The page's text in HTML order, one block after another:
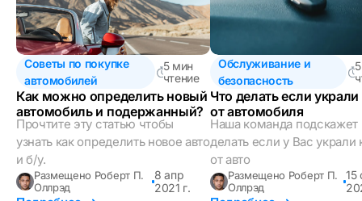
Советы по покупке
автомобилей
5 мин
чтение
Как можно определить новый
автомобиль и подержанный?
Прочтите эту статью чтобы
узнать как определить новое авто
и б/у.
Размещено Роберт П.
Оллрэд
8 апр
2021 г.
Обслуживание и
безопасность
Что делать если
от автомобиля
Наша команда подскажет
делать если у Вас
от авто
Размещено Роберт П.
Оллрэд
15